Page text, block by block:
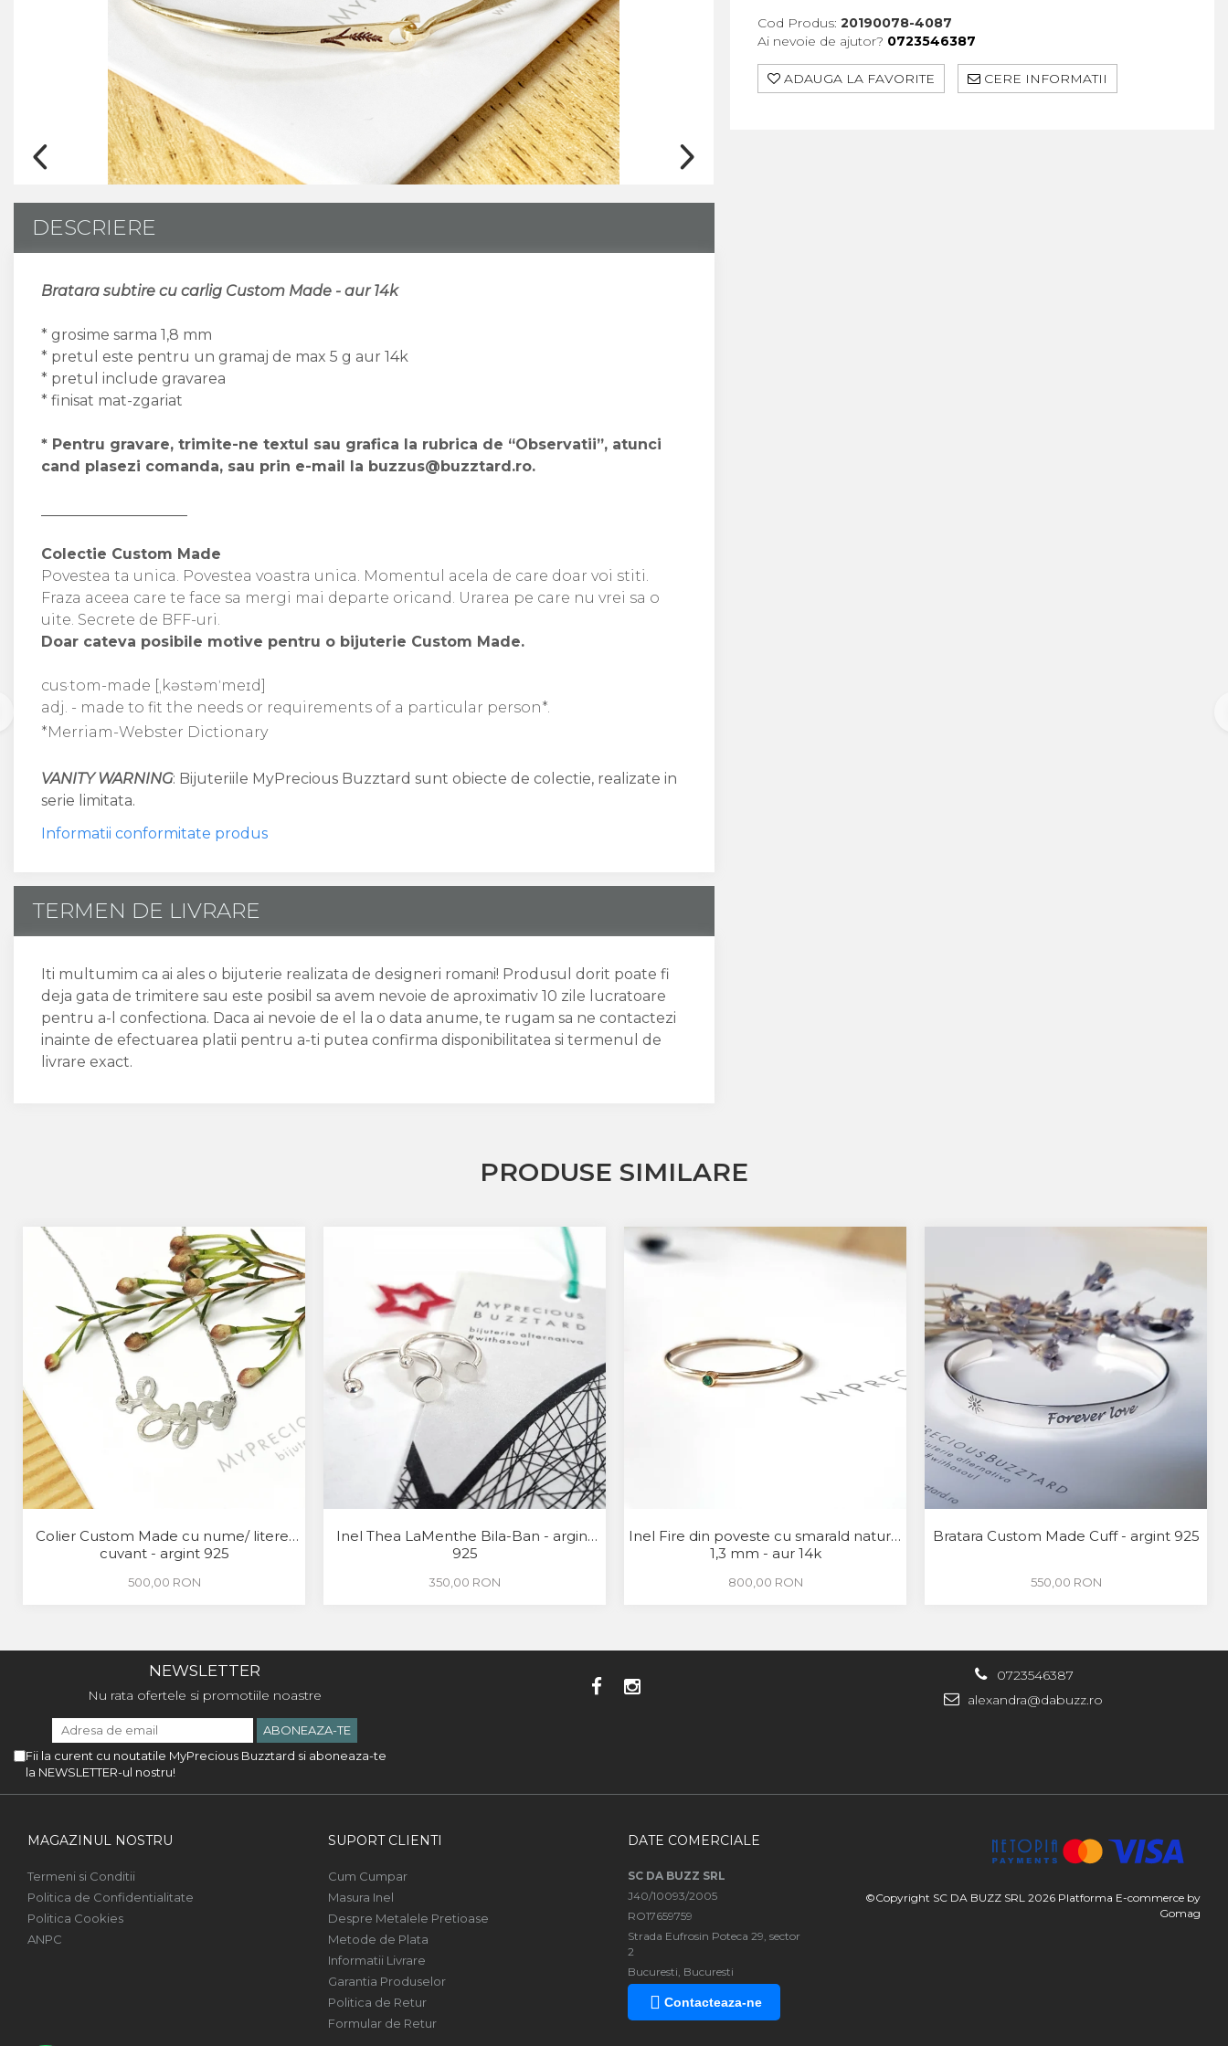
AN-TAN-TICHITAN
Cod Produs: 20190078-4087
Ai nevoie de ajutor? 0723546387
ADAUGA LA FAVORITE CERE INFORMATII
DESCRIERE
Bratara subtire cu carlig Custom Made - aur 14k
* grosime sarma 1,8 mm
* pretul este pentru un gramaj de max 5 g aur 14k
* pretul include gravarea
* finisat mat-zgariat
* Pentru gravare, trimite-ne textul sau grafica la rubrica de “Observatii”, atunci
cand plasezi comanda, sau prin e-mail la buzzus@buzztard.ro.
Colectie Custom Made
Povestea ta unica. Povestea voastra unica. Momentul acela de care doar voi stiti.
Fraza aceea care te face sa mergi mai departe oricand. Urarea pe care nu vrei sa o
uite. Secrete de BFF-uri.
Doar cateva posibile motive pentru o bijuterie Custom Made.
cus·tom-made [ˌkəstəmˈmeɪd]
adj. - made to fit the needs or requirements of a particular person*.
*Merriam-Webster Dictionary
VANITY WARNING: Bijuteriile MyPrecious Buzztard sunt obiecte de colectie, realizate in
serie limitata.
Informatii conformitate produs
TERMEN DE LIVRARE
Iti multumim ca ai ales o bijuterie realizata de designeri romani! Produsul dorit poate fi
deja gata de trimitere sau este posibil sa avem nevoie de aproximativ 10 zile lucratoare
pentru a-l confectiona. Daca ai nevoie de el la o data anume, te rugam sa ne contactezi
inainte de efectuarea platii pentru a-ti putea confirma disponibilitatea si termenul de
livrare exact.
PRODUSE SIMILARE
Colier Custom Made cu nume/ litere/
cuvant - argint 925
500,00 RON
Inel Thea LaMenthe Bila-Ban - argint
925
350,00 RON
Inel Fire din poveste cu smarald natural
1,3 mm - aur 14k
800,00 RON
Bratara Custom Made Cuff - argint 925
550,00 RON
NEWSLETTER
Nu rata ofertele si promotiile noastre
Fii la curent cu noutatile MyPrecious Buzztard si aboneaza-te
la NEWSLETTER-ul nostru!
0723546387
alexandra@dabuzz.ro
MAGAZINUL NOSTRU
Termeni si Conditii
Politica de Confidentialitate
Politica Cookies
ANPC
SUPORT CLIENTI
Cum Cumpar
Masura Inel
Despre Metalele Pretioase
Metode de Plata
Informatii Livrare
Garantia Produselor
Politica de Retur
Formular de Retur
DATE COMERCIALE
SC DA BUZZ SRL
J40/10093/2005
RO17659759
Strada Eufrosin Poteca 29, sector
2
Bucuresti, Bucuresti
Contacteaza-ne
©Copyright SC DA BUZZ SRL 2026 Platforma E-commerce by
Gomag